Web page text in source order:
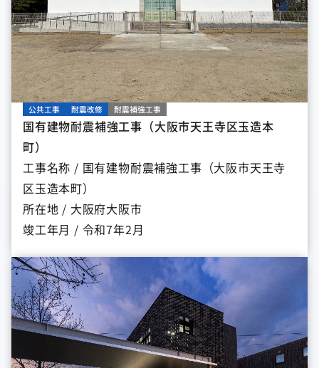
公共工事 耐震改修 耐震補強工事
国有建物耐震補強工事（大阪市天王寺区玉造本
町）
工事名称 / 国有建物耐震補強工事（大阪市天王寺
区玉造本町）
所在地 / 大阪府大阪市
竣工年月 / 令和7年2月